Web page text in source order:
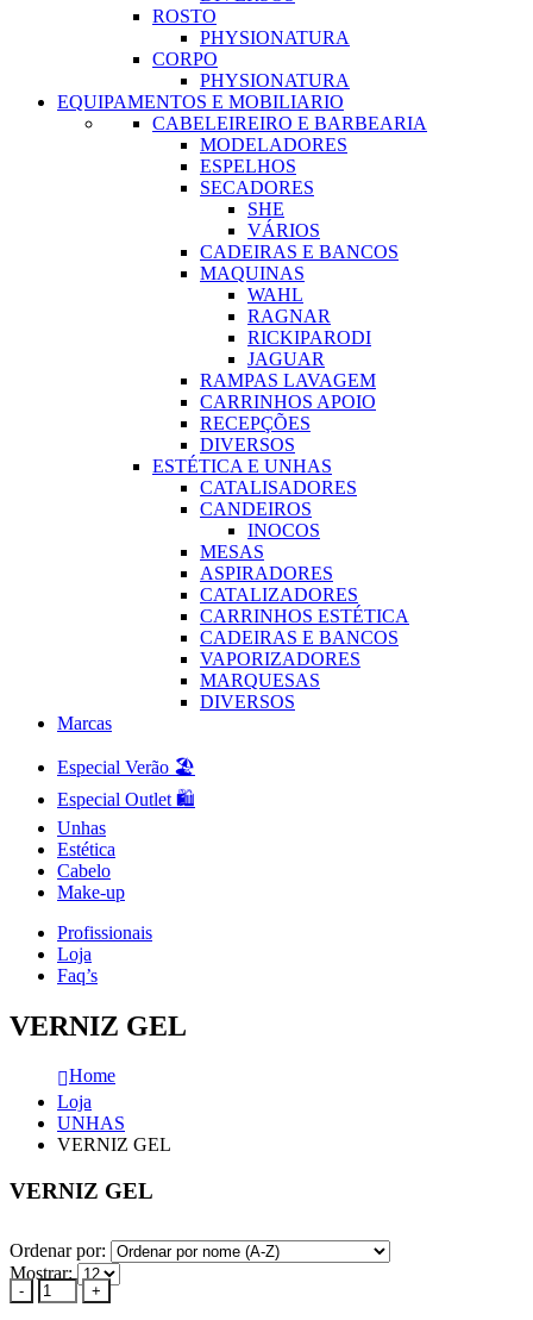
ROSTO
PHYSIONATURA
CORPO
PHYSIONATURA
EQUIPAMENTOS E MOBILIARIO
CABELEIREIRO E BARBEARIA
MODELADORES
ESPELHOS
SECADORES
SHE
VÁRIOS
CADEIRAS E BANCOS
MAQUINAS
WAHL
RAGNAR
RICKIPARODI
JAGUAR
RAMPAS LAVAGEM
CARRINHOS APOIO
RECEPÇÕES
DIVERSOS
ESTÉTICA E UNHAS
CATALISADORES
CANDEIROS
INOCOS
MESAS
ASPIRADORES
CATALIZADORES
CARRINHOS ESTÉTICA
CADEIRAS E BANCOS
VAPORIZADORES
MARQUESAS
DIVERSOS
Marcas
Especial Verão 🏖️
Especial Outlet 🛍️
Unhas
Estética
Cabelo
Make-up
Profissionais
Loja
Faq’s
VERNIZ GEL
Home
Loja
UNHAS
VERNIZ GEL
VERNIZ GEL
Ordenar por:
Mostrar:
- +